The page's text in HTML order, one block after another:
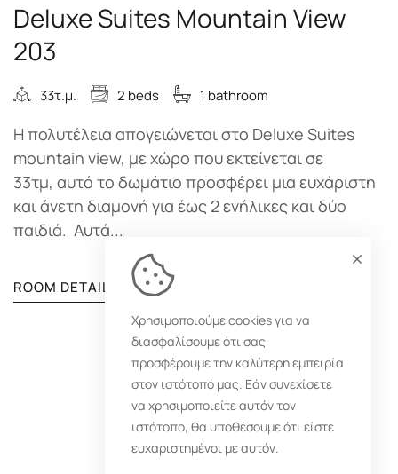
Deluxe Suites Mountain View
203
33τ.μ. 2 beds 1 bathroom
Η πολυτέλεια απογειώνεται στο Deluxe Suites
mountain view, με χώρο που εκτείνεται σε
33τμ, αυτό το δωμάτιο προσφέρει μια ευχάριστη
και άνετη διαμονή για έως 2 ενήλικες και δύο
παιδιά. Αυτά...
ROOM DETAIL
1 2 3
Χρησιμοποιούμε cookies για να
διασφαλίσουμε ότι σας
προσφέρουμε την καλύτερη εμπειρία
στον ιστότοπό μας. Εάν συνεχίσετε
να χρησιμοποιείτε αυτόν τον
ιστότοπο, θα υποθέσουμε ότι είστε
ευχαριστημένοι με αυτόν.